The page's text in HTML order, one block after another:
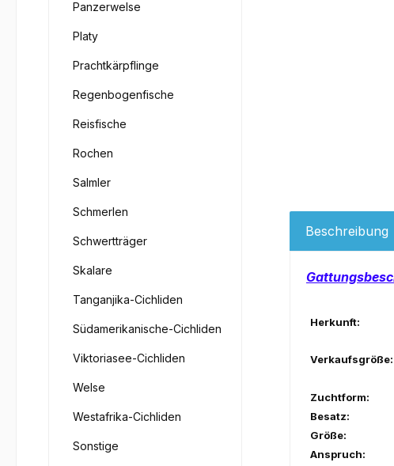
Panzerwelse
Platy
Prachtkärpflinge
Regenbogenfische
Reisfische
Rochen
Salmler
Schmerlen
Schwertträger
Skalare
Tanganjika-Cichliden
Südamerikanische-Cichliden
Viktoriasee-Cichliden
Welse
Westafrika-Cichliden
Sonstige
Beschreibung
Herkunft:
Verkaufsgröße:
Zuchtform:
Besatz:
Größe:
Anspruch: